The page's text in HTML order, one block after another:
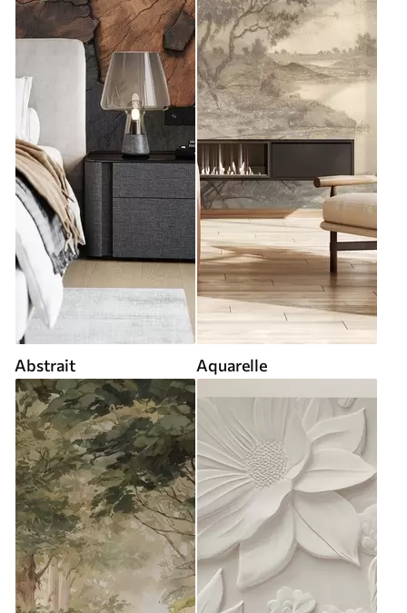
Abstrait Aquarelle